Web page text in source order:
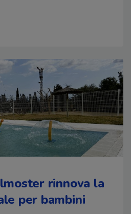
rinnova la
per bambini